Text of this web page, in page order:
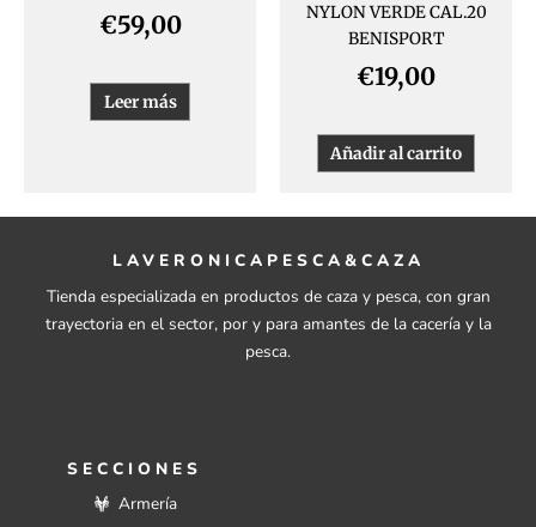
€59,00
Leer más
NYLON VERDE CAL.20
BENISPORT
€19,00
Añadir al carrito
LAVERONICAPESCA&CAZA
Tienda especializada en productos de caza y pesca, con gran
trayectoria en el sector, por y para amantes de la cacería y la
pesca.
SECCIONES
Armería